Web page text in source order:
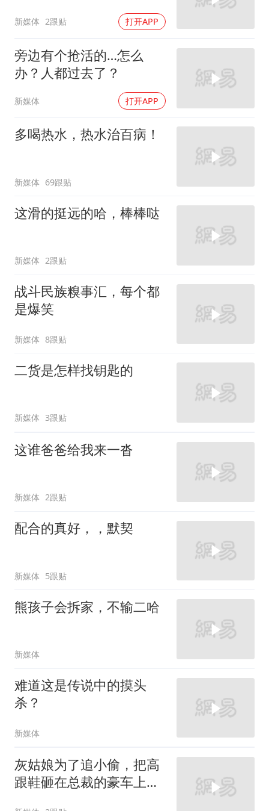
新媒体 2跟贴 打开APP
旁边有个抢活的…怎么
办？人都过去了？
新媒体 打开APP
多喝热水，热水治百病！
新媒体 69跟贴
这滑的挺远的哈，棒棒哒
新媒体 2跟贴
战斗民族糗事汇，每个都
是爆笑
新媒体 8跟贴
二货是怎样找钥匙的
新媒体 3跟贴
这谁爸爸给我来一沓
新媒体 2跟贴
配合的真好，，默契
新媒体 5跟贴
熊孩子会拆家，不输二哈
新媒体
难道这是传说中的摸头
杀？
新媒体
灰姑娘为了追小偷，把高
跟鞋砸在总裁的豪车上，